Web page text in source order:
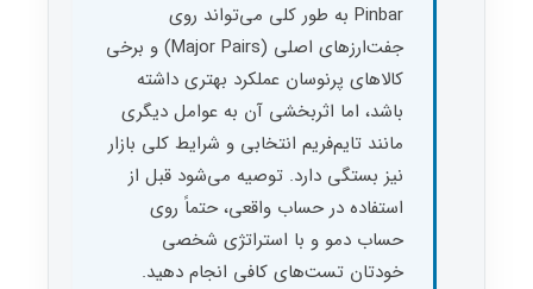
Pinbar به طور کلی می‌تواند روی
جفت‌ارزهای اصلی (Major Pairs) و برخی
کالاهای پرنوسان عملکرد بهتری داشته
باشد، اما اثربخشی آن به عوامل دیگری
مانند تایم‌فریم انتخابی و شرایط کلی بازار
نیز بستگی دارد. توصیه می‌شود قبل از
استفاده در حساب واقعی، حتماً روی
حساب دمو و با استراتژی شخصی
خودتان تست‌های کافی انجام دهید.